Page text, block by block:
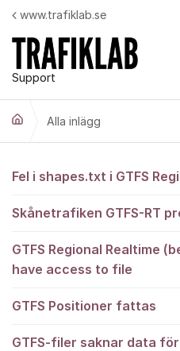
Hoppa till innehåll
Support
www.trafiklab.se
Alla inlägg
Alla inlägg
Fel i shapes.txt i GTFS
Skånetrafiken GTFS-RT
GTFS Regional Realtime
have access to file
GTFS Positioner fattas
GTFS-filer saknar data